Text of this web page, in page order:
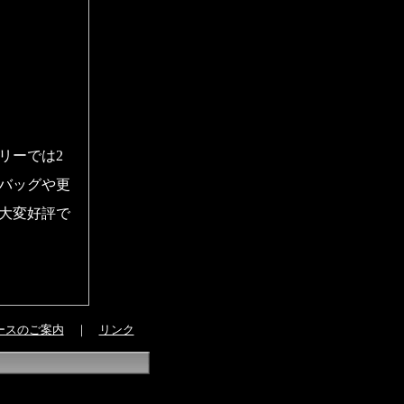
ーでは2
ッグや更
変好評で
スのご案内 ｜ リンク